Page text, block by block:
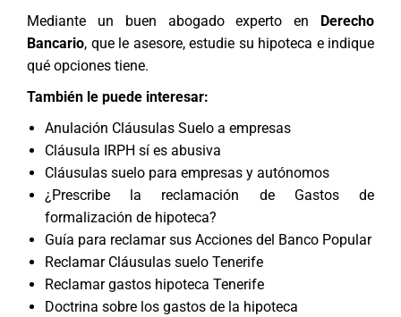
Mediante un buen abogadoexperto en Derecho
Bancario, que le asesore, estudie su hipoteca e indique
qué opciones tiene.
También le puede interesar:
Anulación Cláusulas Suelo a empresas
Cláusula IRPH sí es abusiva
Cláusulas suelo para empresas y autónomos
¿Prescribe la reclamación de Gastos de
formalización de hipoteca?
Guía para reclamar sus Acciones del Banco Popular
Reclamar Cláusulas suelo Tenerife
Reclamar gastos hipoteca Tenerife
Doctrina sobre los gastos de la hipoteca